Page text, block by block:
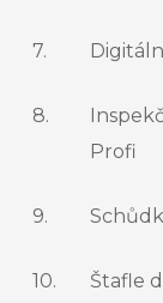
7.
8.
Profi
9.
10. Štafle